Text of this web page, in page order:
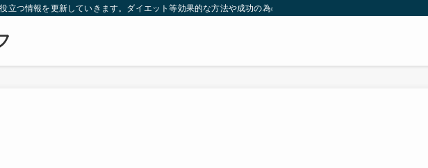
立つ情報を更新していきます。ダイエット等効果的な方法や成功の為の秘訣等。太ったり悩んでいる方々が